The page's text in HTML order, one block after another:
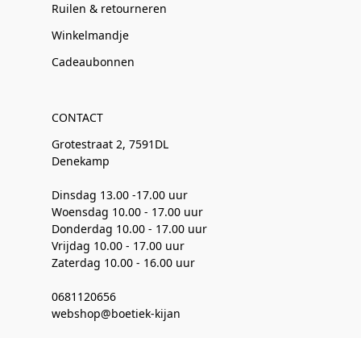
Ruilen & retourneren
Winkelmandje
Cadeaubonnen
CONTACT
Grotestraat 2, 7591DL
Denekamp
Dinsdag 13.00 -17.00 uur
Woensdag 10.00 - 17.00 uur
Donderdag 10.00 - 17.00 uur
Vrijdag 10.00 - 17.00 uur
Zaterdag 10.00 - 16.00 uur
0681120656
webshop@boetiek-kijan